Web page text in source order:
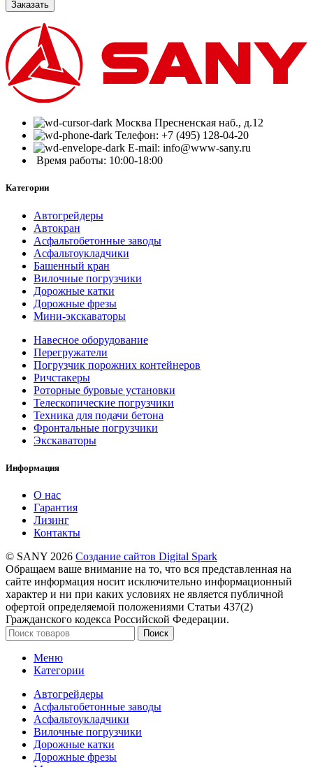
Заказать
Москва Пресненская наб., д.12
Телефон: +7 (495) 128-04-20
E-mail: info@www-sany.ru
Время работы: 10:00-18:00
Категории
Автогрейдеры
Автокран
Асфальтобетонные заводы
Асфальтоукладчики
Башенный кран
Вилочные погрузчики
Дорожные катки
Дорожные фрезы
Мини-экскаваторы
Навесное оборудование
Перегружатели
Погрузчик порожних контейнеров
Ричстакеры
Роторные буровые установки
Телескопические погрузчики
Техника для подачи бетона
Фронтальные погрузчики
Экскаваторы
Информация
О нас
Гарантия
Лизинг
Контакты
© SANY 2026 Создание сайтов Digital Spark
Обращаем ваше внимание на то, что вся представленная на
сайте информация носит исключительно информационный
характер и ни при каких условиях не является публичной
офертой определяемой положениями Статьи 437(2)
Гражданского кодекса Российской Федерации.
Поиск
Меню
Категории
Автогрейдеры
Асфальтобетонные заводы
Асфальтоукладчики
Вилочные погрузчики
Дорожные катки
Дорожные фрезы